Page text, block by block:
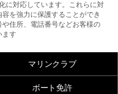
に対応しています。これらに対
を強力に保護することができ
住所、電話番号などお客様の
ます
マリンクラブ
ボート免許